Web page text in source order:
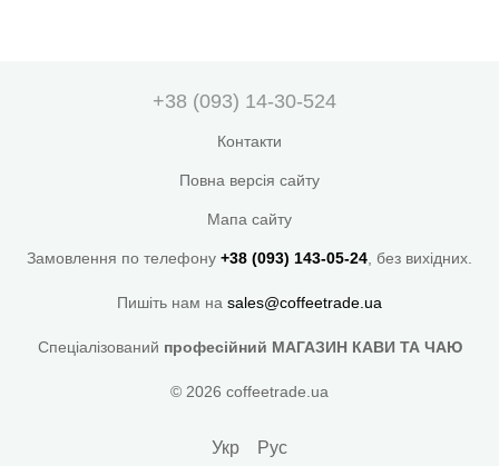
+38 (093) 14-30-524
Контакти
Повна версія сайту
Мапа сайту
Замовлення по телефону +38 (093) 143-05-24 , без вихідних.
Пишіть нам на sales@coffeetrade.ua
Спеціалізований професійний МАГАЗИН КАВИ ТА ЧАЮ
© 2026 coffeetrade.ua
Укр Рус